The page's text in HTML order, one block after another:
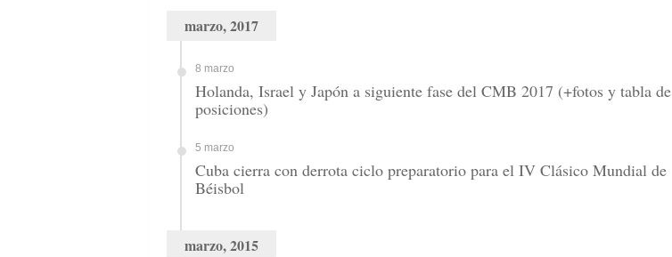
marzo, 2017
8 marzo
Holanda, Israel y Japón a siguiente fase del CMB 2017 (+fotos y tabla de
posiciones)
5 marzo
Cuba cierra con derrota ciclo preparatorio para el IV Clásico Mundial de
Béisbol
marzo, 2015